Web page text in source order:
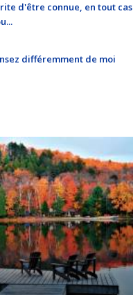
d'être connue, en tout cas
différemment de moi